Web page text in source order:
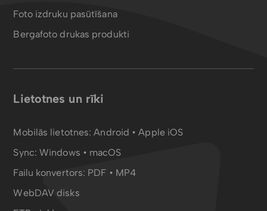
Foto izdruku pasūtīšana
Bergafoto drukas produkti
Lietotnes un rīki
Mobilās lietotnes:Android •Apple iOS
Sync:Windows • macOS
Failu konvertors: PDF • MP4
WebDAV disks